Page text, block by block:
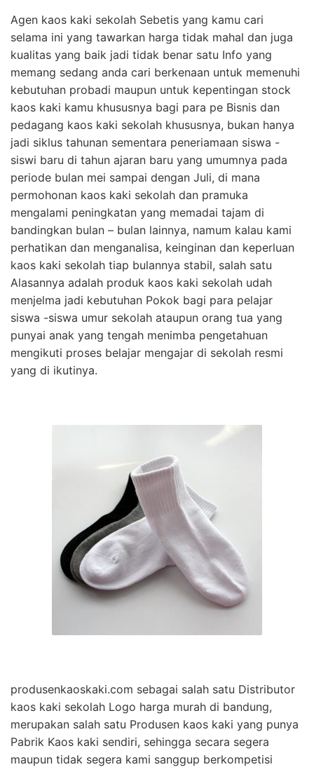
Agen kaos kaki sekolah Sebetis yang kamu cari
selama ini yang tawarkan harga tidak mahal dan juga
kualitas yang baik jadi tidak benar satu Info yang
memang sedang anda cari berkenaan untuk memenuhi
kebutuhan probadi maupun untuk kepentingan stock
kaos kaki kamu khususnya bagi para pe Bisnis dan
pedagang kaos kaki sekolah khususnya, bukan hanya
jadi siklus tahunan sementara peneriamaan siswa -
siswi baru di tahun ajaran baru yang umumnya pada
periode bulan mei sampai dengan Juli, di mana
permohonan kaos kaki sekolah dan pramuka
mengalami peningkatan yang memadai tajam di
bandingkan bulan – bulan lainnya, namum kalau kami
perhatikan dan menganalisa, keinginan dan keperluan
kaos kaki sekolah tiap bulannya stabil, salah satu
Alasannya adalah produk kaos kaki sekolah udah
menjelma jadi kebutuhan Pokok bagi para pelajar
siswa -siswa umur sekolah ataupun orang tua yang
punyai anak yang tengah menimba pengetahuan
mengikuti proses belajar mengajar di sekolah resmi
yang di ikutinya.
produsenkaoskaki.com sebagai salah satu Distributor
kaos kaki sekolah Logo harga murah di bandung,
merupakan salah satu Produsen kaos kaki yang punya
Pabrik Kaos kaki sendiri, sehingga secara segera
maupun tidak segera kami sanggup berkompetisi